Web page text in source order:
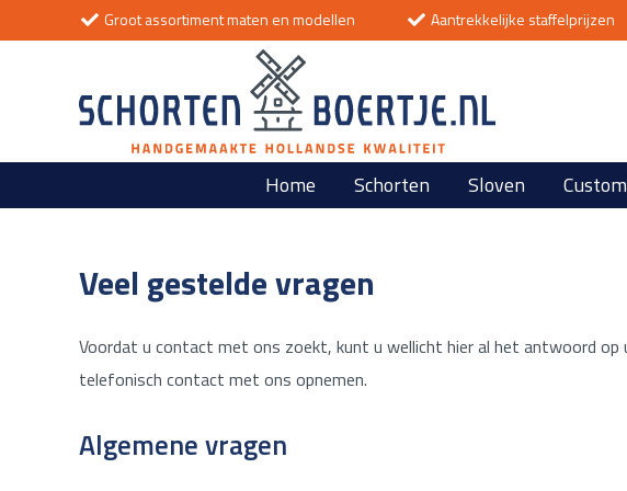
Groot assortiment maten en modellen Aantrekkelijke staffelprijzen
Home Schorten Sloven
Veel gestelde vragen
Voordat u contact met ons zoekt, kunt u wellicht hier al het antwoord
telefonisch contact met ons opnemen.
Algemene vragen